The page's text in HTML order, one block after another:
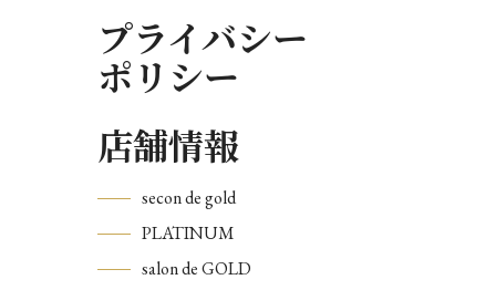
プライバシー
ポリシー
店舗情報
secon de gold
PLATINUM
salon de GOLD